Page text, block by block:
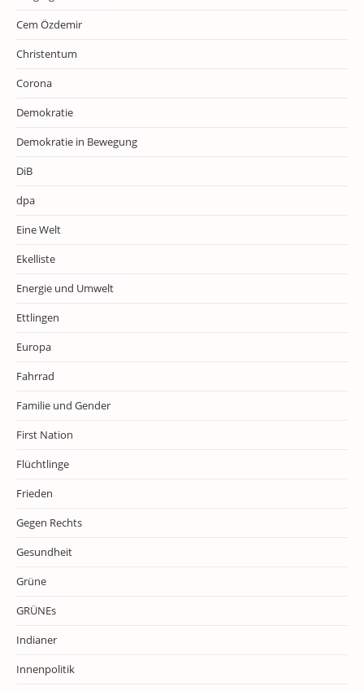
Cem Özdemir
Christentum
Corona
Demokratie
Demokratie in Bewegung
DiB
dpa
Eine Welt
Ekelliste
Energie und Umwelt
Ettlingen
Europa
Fahrrad
Familie und Gender
First Nation
Flüchtlinge
Frieden
Gegen Rechts
Gesundheit
Grüne
GRÜNEs
Indianer
Innenpolitik